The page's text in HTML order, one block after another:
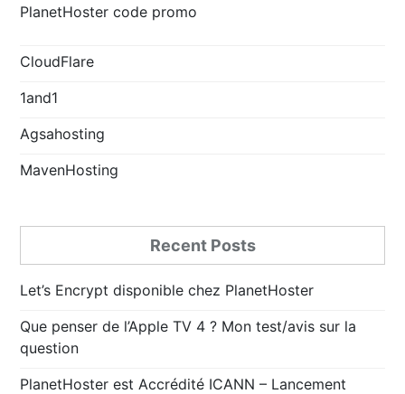
PlanetHoster code promo
CloudFlare
1and1
Agsahosting
MavenHosting
Recent Posts
Let’s Encrypt disponible chez PlanetHoster
Que penser de l’Apple TV 4 ? Mon test/avis sur la
question
PlanetHoster est Accrédité ICANN – Lancement